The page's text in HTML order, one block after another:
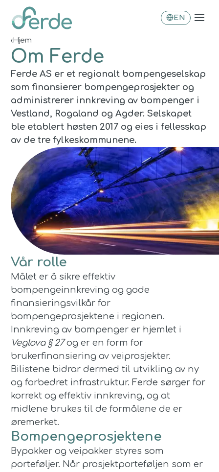
EN
‹Hjem
Om Ferde
Ferde AS er et regionalt bompengeselskap
som finansierer bompengeprosjekter og
administrerer innkreving av bompenger i
Vestland, Rogaland og Agder. Selskapet
ble etablert høsten 2017 og eies i fellesskap
av de tre fylkeskommunene.
Vår rolle
Målet er å sikre effektiv
bompengeinnkreving og gode
finansieringsvilkår for
bompengeprosjektene i regionen.
Innkreving av bompenger er hjemlet i
Veglova § 27og er en form for
brukerfinansiering av veiprosjekter.
Bilistene bidrar dermed til utvikling av ny
og forbedret infrastruktur. Ferde sørger for
korrekt og effektiv innkreving, og at
midlene brukes til de formålene de er
øremerket.
Bompengeprosjektene
Bypakker og veipakker styres som
porteføljer. Når prosjektporteføljen som er